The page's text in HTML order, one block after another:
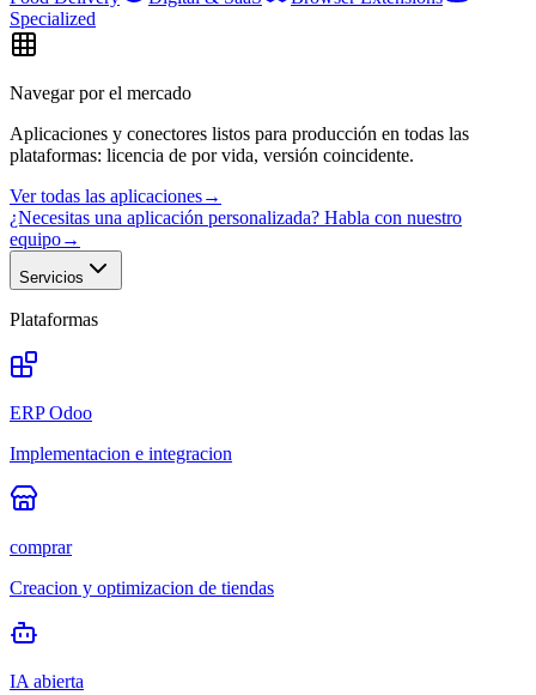
Specialized
Navegar por el mercado
Aplicaciones y conectores listos para producción en todas las
plataformas: licencia de por vida, versión coincidente.
Ver todas las aplicaciones→
¿Necesitas una aplicación personalizada? Habla con nuestro
equipo→
Servicios
Plataformas
ERP Odoo
Implementacion e integracion
comprar
Creacion y optimizacion de tiendas
IA abierta